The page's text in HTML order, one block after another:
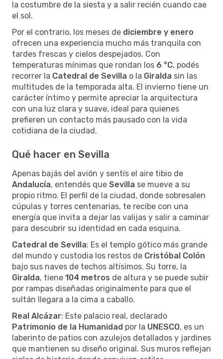
la costumbre de la siesta y a salir recién cuando cae
el sol.
Por el contrario, los meses de diciembre y enero
ofrecen una experiencia mucho más tranquila con
tardes frescas y cielos despejados. Con
temperaturas mínimas que rondan los 6 °C, podés
recorrer la Catedral de Sevilla o la Giralda sin las
multitudes de la temporada alta. El invierno tiene un
carácter íntimo y permite apreciar la arquitectura
con una luz clara y suave, ideal para quienes
prefieren un contacto más pausado con la vida
cotidiana de la ciudad.
Qué hacer en Sevilla
Apenas bajás del avión y sentís el aire tibio de
Andalucía, entendés que Sevilla se mueve a su
propio ritmo. El perfil de la ciudad, donde sobresalen
cúpulas y torres centenarias, te recibe con una
energía que invita a dejar las valijas y salir a caminar
para descubrir su identidad en cada esquina.
Catedral de Sevilla: Es el templo gótico más grande
del mundo y custodia los restos de Cristóbal Colón
bajo sus naves de techos altísimos. Su torre, la
Giralda, tiene 104 metros de altura y se puede subir
por rampas diseñadas originalmente para que el
sultán llegara a la cima a caballo.
Real Alcázar: Este palacio real, declarado
Patrimonio de la Humanidad por la UNESCO, es un
laberinto de patios con azulejos detallados y jardines
que mantienen su diseño original. Sus muros reflejan